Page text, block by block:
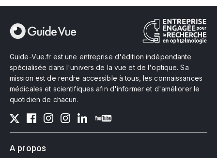
Guide-Vue.fr est une entreprise d'édition indépendante
spécialisée dans l'univers de la vue et de l'optique. Sa
mission est de rendre accessible à tous, les connaissances
médicales et scientifiques afin d'informer et d'améliorer le
quotidien de chacun.
A propos